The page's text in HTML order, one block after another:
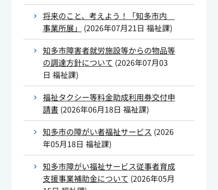
将来のこと、考えよう！「知多市内
事業所展」
(2026年07月21日 福祉課)
知多市障害者就労施設等からの物品等
の調達方針について (2026年07月03
日 福祉課)
福祉タクシー等料金助成利用券交付申
請書 (2026年06月18日 福祉課)
知多市の障がい者福祉サービス (2026
年05月18日 福祉課)
知多市障がい福祉サービス従事者育成
支援事業補助金について (2026年05月